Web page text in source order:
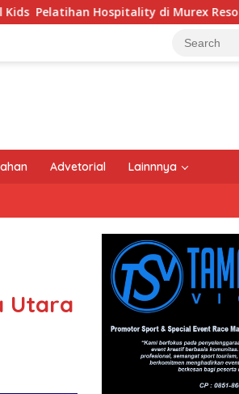
di Murex Resort Kalasey
Advetorial Lainnnya
Utara